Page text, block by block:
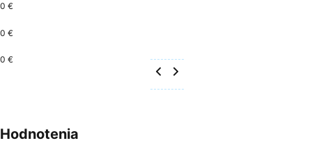
0 €
0 €
0 €
Hodnotenia